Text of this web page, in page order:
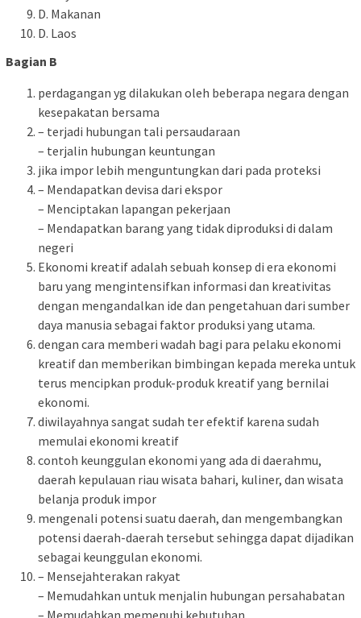
D. Makanan
D. Laos
Bagian B
perdagangan yg dilakukan oleh beberapa negara dengan
kesepakatan bersama
– terjadi hubungan tali persaudaraan
– terjalin hubungan keuntungan
jika impor lebih menguntungkan dari pada proteksi
– Mendapatkan devisa dari ekspor
– Menciptakan lapangan pekerjaan
– Mendapatkan barang yang tidak diproduksi di dalam
negeri
Ekonomi kreatif adalah sebuah konsep di era ekonomi
baru yang mengintensifkan informasi dan kreativitas
dengan mengandalkan ide dan pengetahuan dari sumber
daya manusia sebagai faktor produksi yang utama.
dengan cara memberi wadah bagi para pelaku ekonomi
kreatif dan memberikan bimbingan kepada mereka untuk
terus mencipkan produk-produk kreatif yang bernilai
ekonomi.
diwilayahnya sangat sudah ter efektif karena sudah
memulai ekonomi kreatif
contoh keunggulan ekonomi yang ada di daerahmu,
daerah kepulauan riau wisata bahari, kuliner, dan wisata
belanja produk impor
mengenali potensi suatu daerah, dan mengembangkan
potensi daerah-daerah tersebut sehingga dapat dijadikan
sebagai keunggulan ekonomi.
– Mensejahterakan rakyat
– Memudahkan untuk menjalin hubungan persahabatan